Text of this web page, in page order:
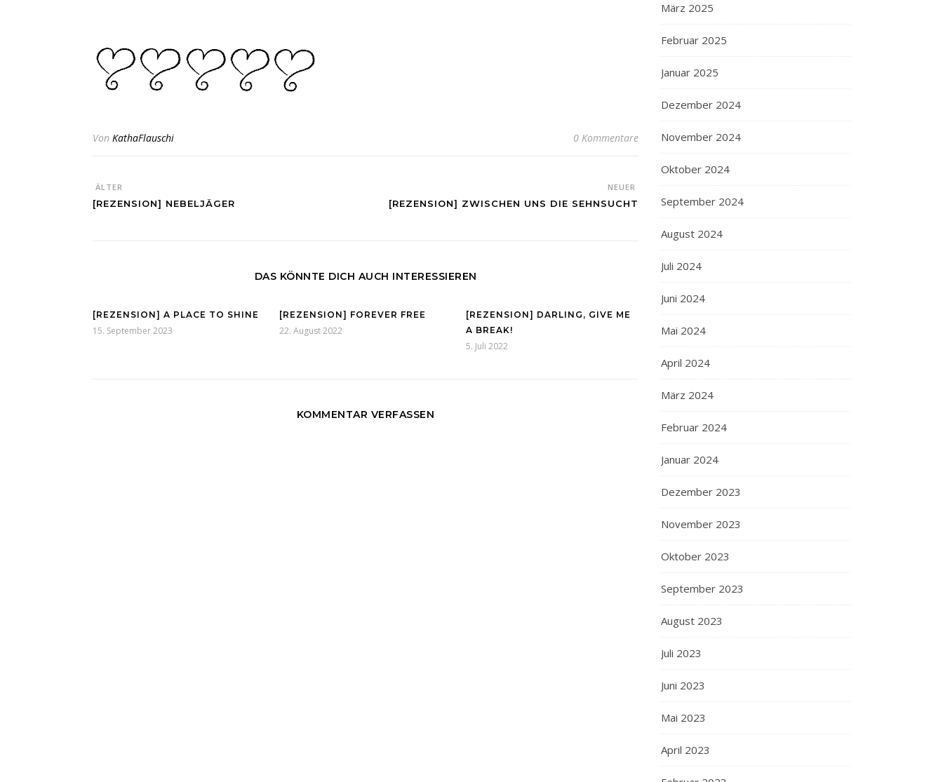
Von KathaFlauschi 0 Kommentare
ÄLTER
[REZENSION] NEBELJÄGER
NEUER
[REZENSION] ZWISCHEN UNS DIE SEHNSUCHT
DAS KÖNNTE DICH AUCH INTERESSIEREN
[REZENSION] A PLACE TO SHINE
15. September 2023
[REZENSION] FOREVER FREE
22. August 2022
[REZENSION] DARLING, GIVE ME
A BREAK!
5. Juli 2022
KOMMENTAR VERFASSEN
März 2025
Februar 2025
Januar 2025
Dezember 2024
November 2024
Oktober 2024
September 2024
August 2024
Juli 2024
Juni 2024
Mai 2024
April 2024
März 2024
Februar 2024
Januar 2024
Dezember 2023
November 2023
Oktober 2023
September 2023
August 2023
Juli 2023
Juni 2023
Mai 2023
April 2023